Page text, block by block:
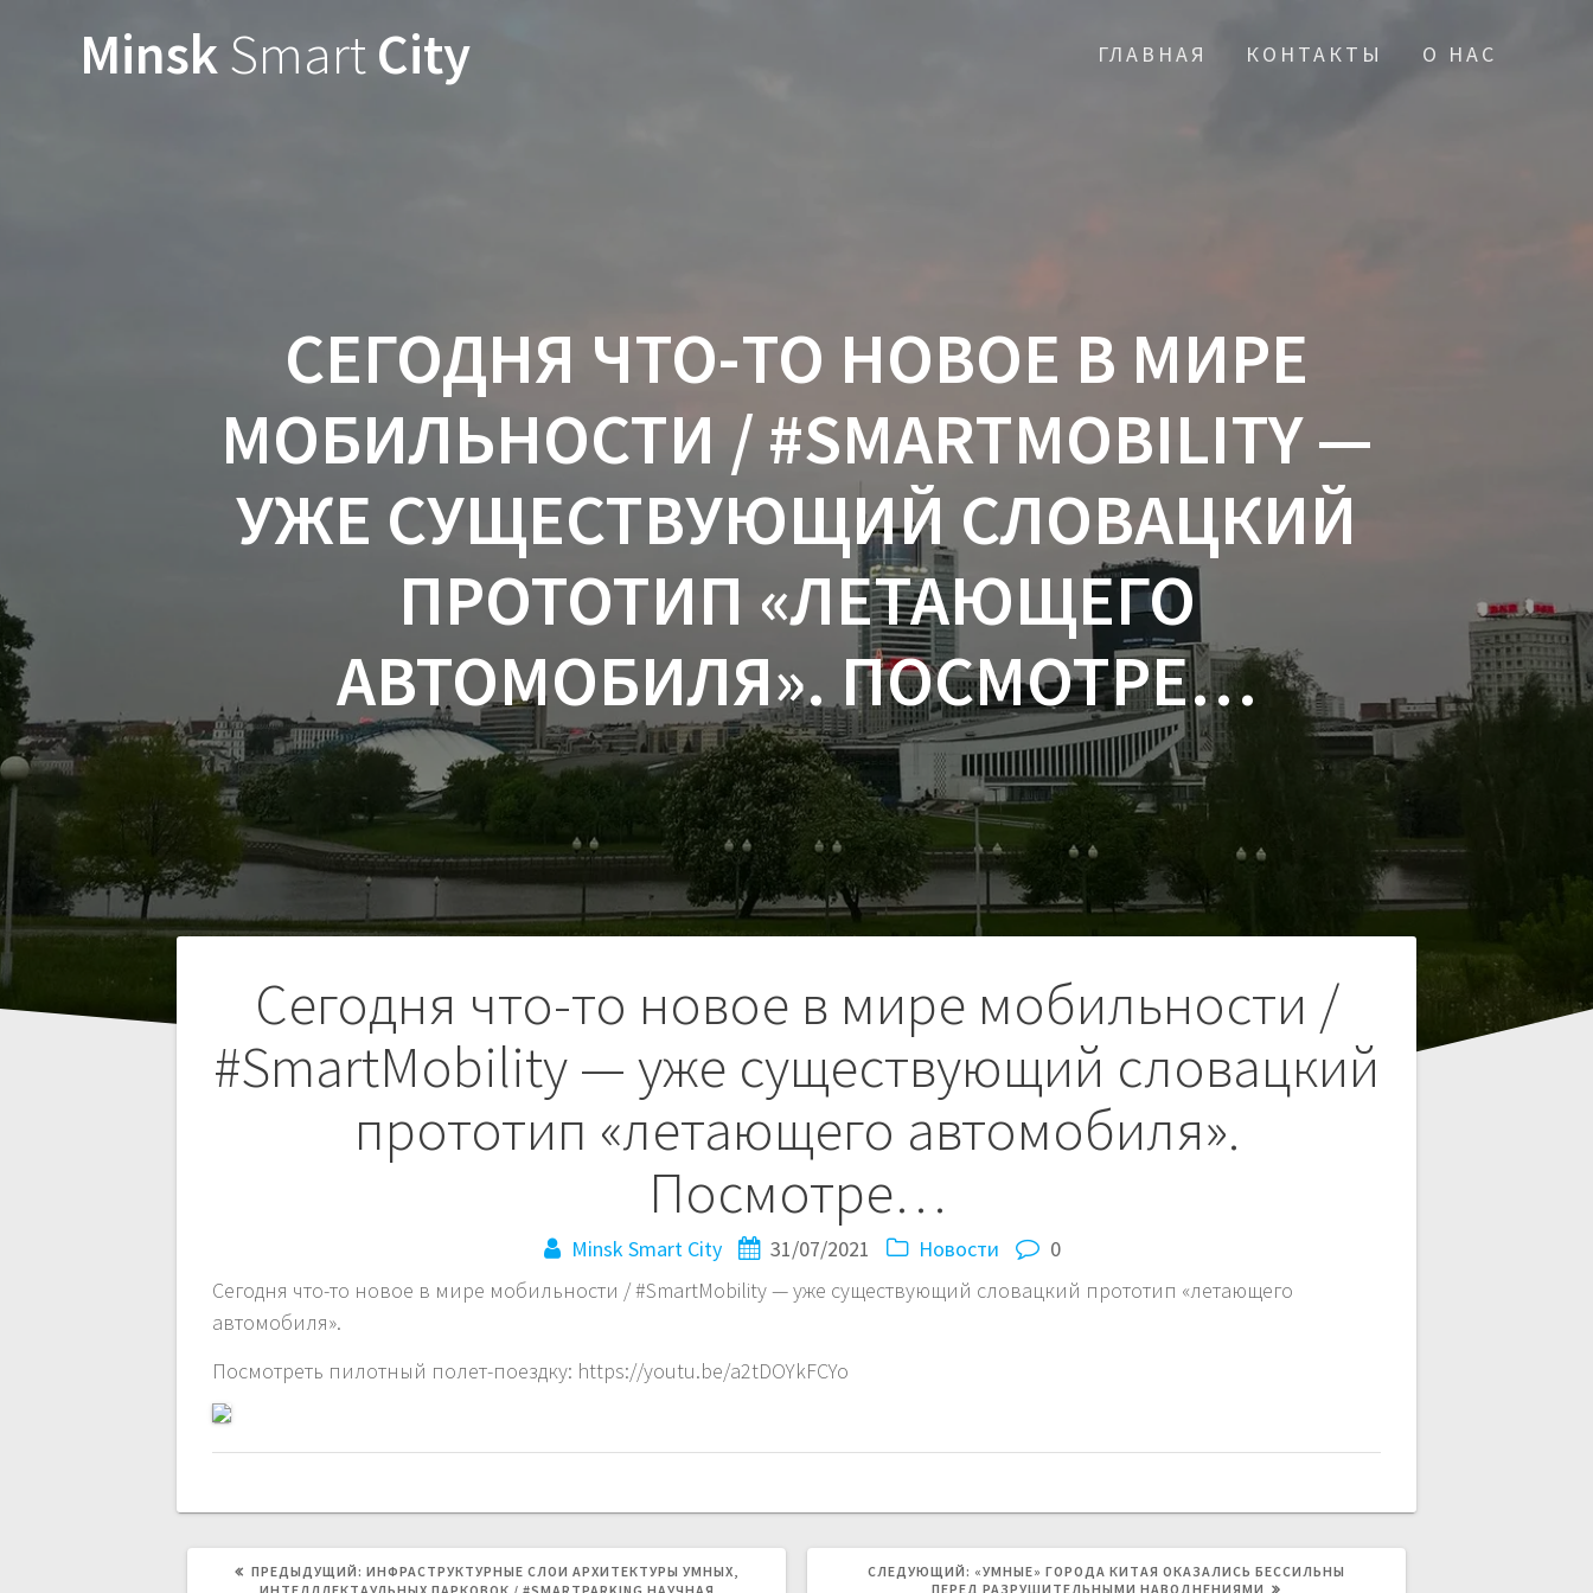
MinskSmartCity ГЛАВНАЯ КОНТАКТЫ О НАС
СЕГОДНЯ ЧТО-ТО НОВОЕ В МИРЕ
МОБИЛЬНОСТИ / #SMARTMOBILITY —
УЖЕ СУЩЕСТВУЮЩИЙ СЛОВАЦКИЙ
ПРОТОТИП «ЛЕТАЮЩЕГО
АВТОМОБИЛЯ». ПОСМОТРЕ…
Сегодня что-то новое в мире мобильности /
#SmartMobility — уже существующий словацкий
прототип «летающего автомобиля».
Посмотре…
Minsk Smart City 31/07/2021 Новости
0
Сегодня что-то новое в мире мобильности / #SmartMobility — уже существующий словацкий прототип «летающего
автомобиля».
Посмотреть пилотный полет-поездку: https://youtu.be/a2tDOYkFCYo
Навигация
по
записям
ПРЕДЫДУЩИЙ: ПРЕДЫДУЩАЯ
ЗАПИСЬ:
ИНФРАСТРУКТУРНЫЕ СЛОИ АРХИТЕКТУРЫ УМНЫХ,
СЛЕДУЮЩИЙ: СЛЕДУЮЩАЯ
ЗАПИСЬ:
«УМНЫЕ» ГОРОДА КИТАЯ ОКАЗАЛИСЬ БЕССИЛЬНЫ
ПЕРЕД РАЗРУШИТЕЛЬНЫМИ НАВОДНЕНИЯМИ